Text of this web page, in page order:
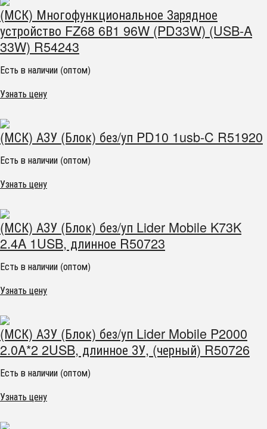
(МСК) Многофункциональное Зарядное
устройство FZ68 6В1 96W (PD33W) (USB-A
33W) R54243
Есть в наличии (оптом)
Узнать цену
(МСК) АЗУ (Блок) без/уп PD10 1usb-C R51920
Есть в наличии (оптом)
Узнать цену
(МСК) АЗУ (Блок) без/уп Lider Mobile K73K
2.4A 1USB, длинное R50723
Есть в наличии (оптом)
Узнать цену
(МСК) АЗУ (Блок) без/уп Lider Mobile P2000
2.0A*2 2USB, длинное ЗУ, (черный) R50726
Есть в наличии (оптом)
Узнать цену